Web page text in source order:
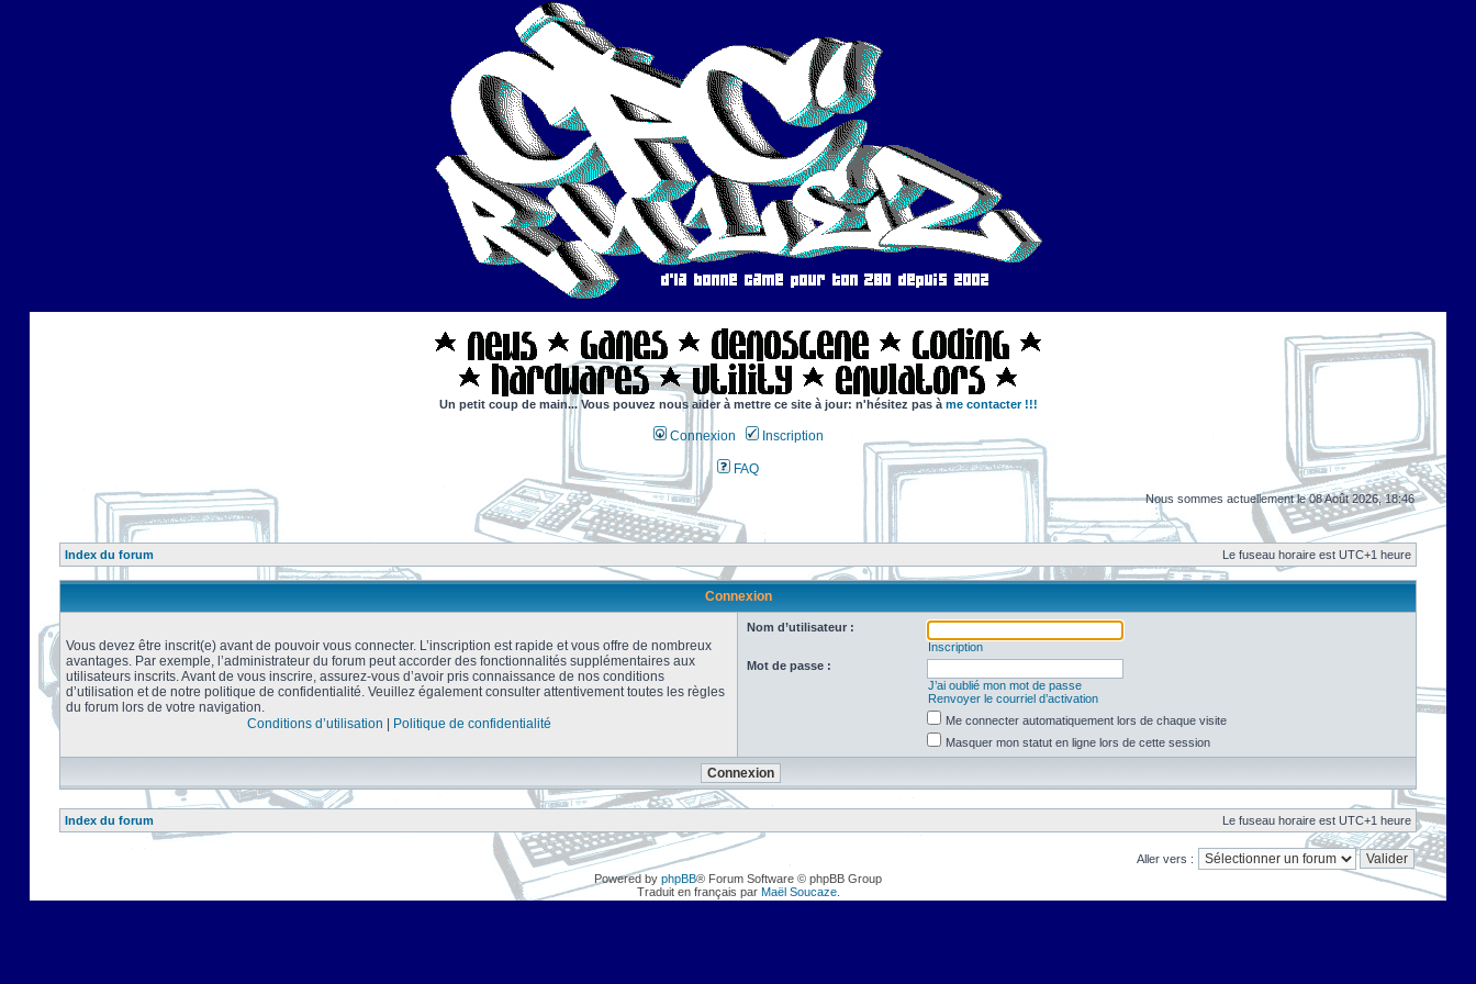
Un petit coup de main... Vous pouvez nous aider à mettre ce site à jour: n'hésitez pas à me contacter !!!
Connexion Inscription
FAQ
Nous sommes actuellement le 08 Août 2026, 18:46
Index du forum Le fuseau horaire est UTC+1 heure
Connexion
Vous devez être inscrit(e) avant de pouvoir vous connecter. L’inscription est rapide et vous offre de nombreux
avantages. Par exemple, l’administrateur du forum peut accorder des fonctionnalités supplémentaires aux
utilisateurs inscrits. Avant de vous inscrire, assurez-vous d’avoir pris connaissance de nos conditions
d’utilisation et de notre politique de confidentialité. Veuillez également consulter attentivement toutes les règles
du forum lors de votre navigation.
Conditions d’utilisation
Politique de confidentialité
Nom d’utilisateur :
Inscription
Mot de passe :
J’ai oublié mon mot de passe
Renvoyer le courriel d’activation
Me connecter automatiquement lors de chaque visite
Masquer mon statut en ligne lors de cette session
Index du forum Le fuseau horaire est UTC+1 heure
Aller vers :
Powered by phpBB® Forum Software © phpBB Group
Traduit en français par Maël Soucaze.